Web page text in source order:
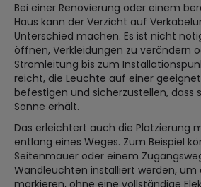
Bei einer Renovierung oder einem
Haus kann der Verzicht auf
Unterschied machen. Es ist nicht
öffnen, Verkleidungen zu verändern
Stromleitung bis zum
reicht, die Leuchte auf einer
befestigen und sicherzustellen, dass
Sonne erhält.
Das erleichtert auch die Platzierung
entlang eines Weges. Zum Beispiel
Seitenmauer oder einem
Wandleuchten installiert werden, um